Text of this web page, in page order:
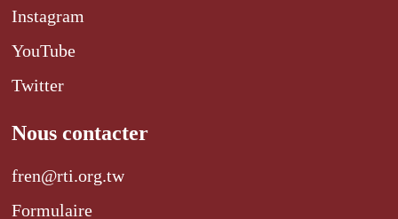
Instagram
YouTube
Twitter
Nous contacter
fren@rti.org.tw
Formulaire